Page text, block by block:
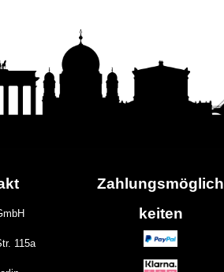
115a
Zahlungsmöglich
keiten